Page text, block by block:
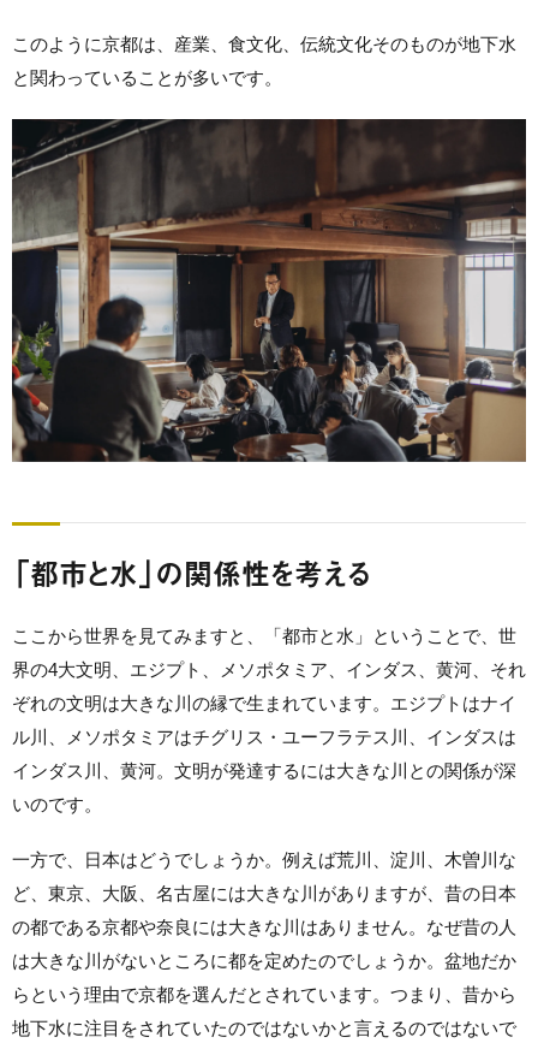
このように京都は、産業、食文化、伝統文化そのものが地下水
と関わっていることが多いです。
「都市と水」の関係性を考える
ここから世界を見てみますと、「都市と水」ということで、世
界の4大文明、エジプト、メソポタミア、インダス、黄河、それ
ぞれの文明は大きな川の縁で生まれています。エジプトはナイ
ル川、メソポタミアはチグリス・ユーフラテス川、インダスは
インダス川、黄河。文明が発達するには大きな川との関係が深
いのです。
一方で、日本はどうでしょうか。例えば荒川、淀川、木曽川な
ど、東京、大阪、名古屋には大きな川がありますが、昔の日本
の都である京都や奈良には大きな川はありません。なぜ昔の人
は大きな川がないところに都を定めたのでしょうか。盆地だか
らという理由で京都を選んだとされています。つまり、昔から
地下水に注目をされていたのではないかと言えるのではないで